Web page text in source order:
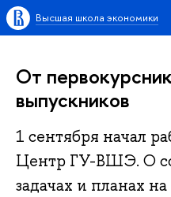
Высшая школа экономики
От
выпускников
1 сентября начал
Центр ГУ-ВШЭ. О
задачах и планах